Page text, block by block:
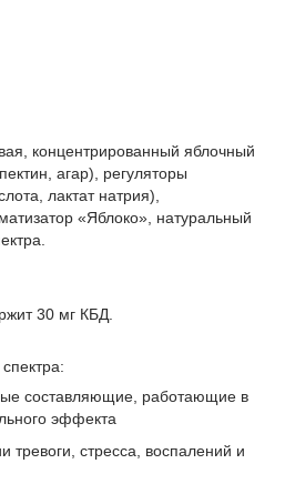
концентрированный яблочный
агар), регуляторы
лактат натрия),
«Яблоко», натуральный
30 мг КБД.
составляющие, работающие в
эффекта
тревоги, стресса, воспалений и